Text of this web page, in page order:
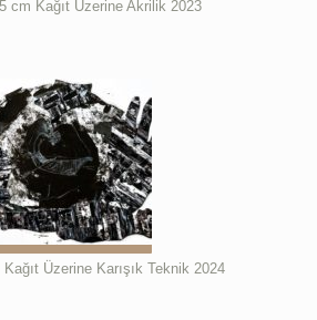
cm Kağıt Üzerine Akrilik 2023
Üzerine Karışık Teknik 2024